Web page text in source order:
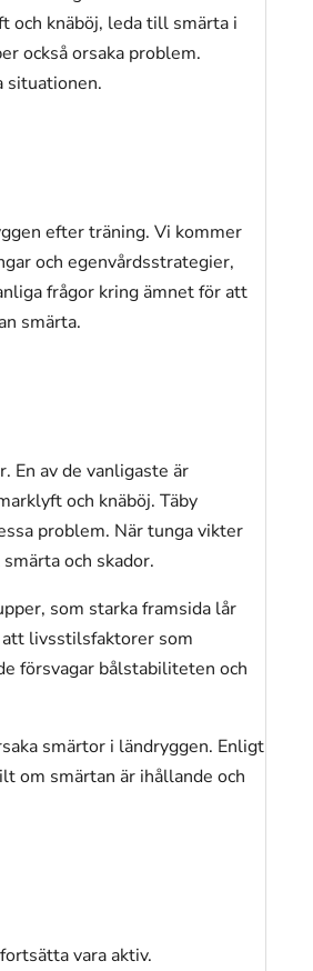
och knäböj, leda till smärta i
också orsaka problem.
situationen.
efter träning. Vi kommer
och egenvårdsstrategier,
frågor kring ämnet för att
smärta.
En av de vanligaste är
och knäböj. Täby
problem. När tunga vikter
och skador.
som starka framsida lår
att livsstilsfaktorer som
försvagar bålstabiliteten och
smärtor i ländryggen. Enligt
om smärtan är ihållande och
vara aktiv.